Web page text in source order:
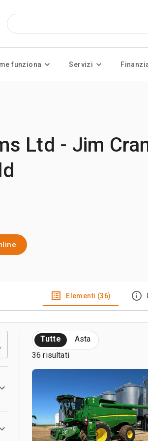
funziona Servizi
Ltd - Jim
Elementi (36)
Tutte
Asta
36 risultati